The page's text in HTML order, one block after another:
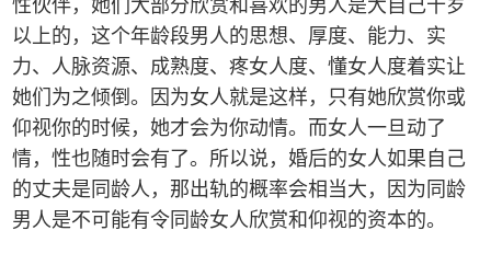
以上的，这个年龄段男人的思想、厚度、能力、实
力、人脉资源、成熟度、疼女人度、懂女人度着实让
她们为之倾倒。因为女人就是这样，只有她欣赏你或
仰视你的时候，她才会为你动情。而女人一旦动了
情，性也随时会有了。所以说，婚后的女人如果自己
的丈夫是同龄人，那出轨的概率会相当大，因为同龄
男人是不可能有令同龄女人欣赏和仰视的资本的。